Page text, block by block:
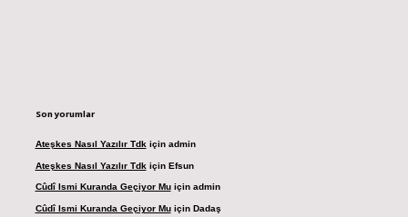
Son yorumlar
Ateşkes Nasıl Yazılır Tdk için admin
Ateşkes Nasıl Yazılır Tdk için Efsun
Cûdî Ismi Kuranda Geçiyor Muiçin admin
Cûdî Ismi Kuranda Geçiyor Muiçin Dadaş